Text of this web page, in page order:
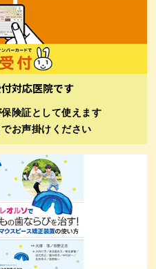
対応医院です
険証として使えます
お声掛けください